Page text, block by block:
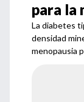
para la
La diabetes
densidad
menopausia